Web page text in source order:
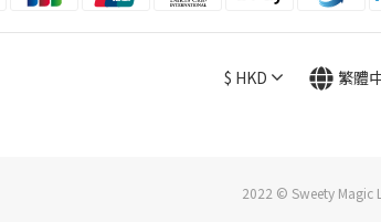
$ HKD 繁體
2022 © Sweety Magic